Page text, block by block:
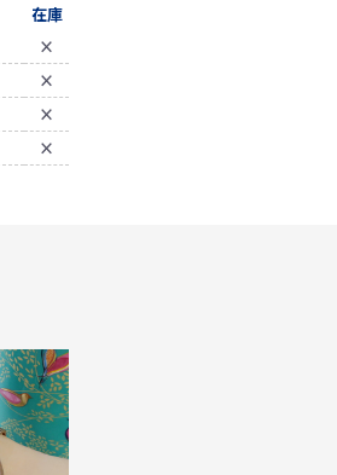
在庫
×
×
×
×